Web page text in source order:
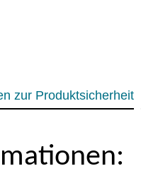
zur Produktsicherheit